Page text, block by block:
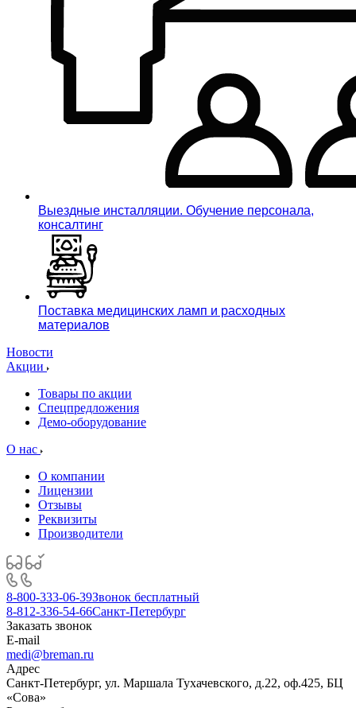
Выездные инсталляции. Обучение персонала,
консалтинг
Поставка медицинских ламп и расходных
материалов
Новости
Акции
Товары по акции
Спецпредложения
Демо-оборудование
О нас
О компании
Лицензии
Отзывы
Реквизиты
Производители
8-800-333-06-39Звонок бесплатный
8-812-336-54-66Санкт-Петербург
Заказать звонок
E-mail
medi@breman.ru
Адрес
Санкт-Петербург, ул. Маршала Тухачевского, д.22, оф.425, БЦ
«Сова»